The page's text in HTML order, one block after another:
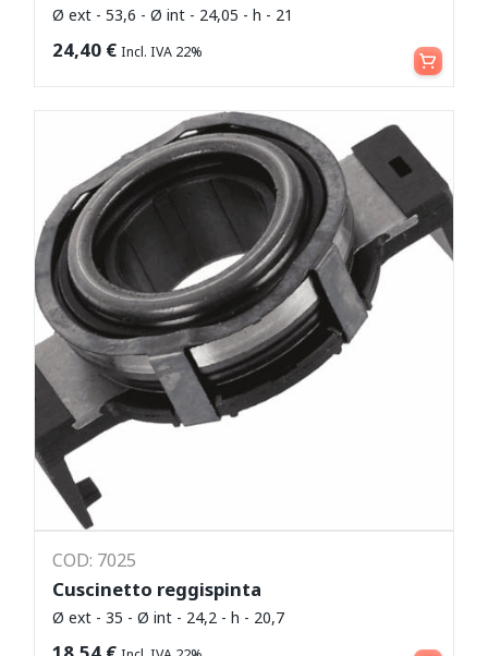
Ø ext - 53,6 - Ø int - 24,05 - h - 21
24,40 € Incl. IVA 22% Aggiungi al carrello
COD: 7025
Cuscinetto reggispinta
Ø ext - 35 - Ø int - 24,2 - h - 20,7
Aggiungi al carrello